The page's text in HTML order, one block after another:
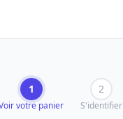
1
votre panier
2
S'identifier